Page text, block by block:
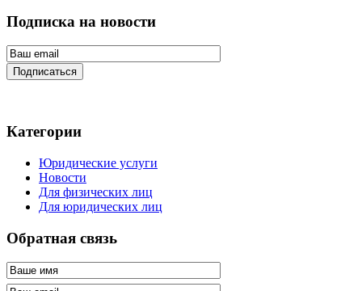
Подписка на новости
Подписаться
Категории
Юридические услуги
Новости
Для физических лиц
Для юридических лиц
Обратная связь